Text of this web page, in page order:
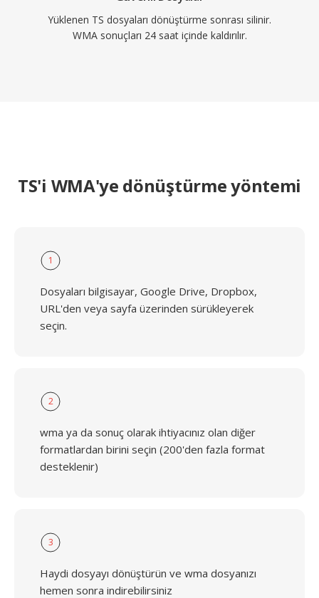
Yüklenen TS dosyaları dönüştürme sonrası silinir.
WMA sonuçları 24 saat içinde kaldırılır.
TS'i WMA'ye dönüştürme yöntemi
1
Dosyaları bilgisayar, Google Drive, Dropbox,
URL'den veya sayfa üzerinden sürükleyerek
seçin.
2
wma ya da sonuç olarak ihtiyacınız olan diğer
formatlardan birini seçin (200'den fazla format
desteklenir)
3
Haydi dosyayı dönüştürün ve wma dosyanızı
hemen sonra indirebilirsiniz